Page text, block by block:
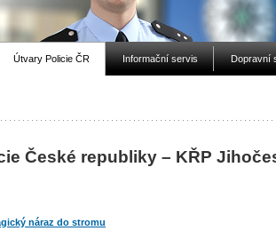
Útvary Policie ČR Informační servis Dopravní
České republiky – KŘP
náraz do stromu